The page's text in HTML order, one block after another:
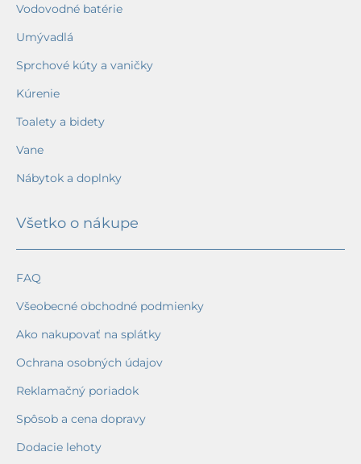
Vodovodné batérie
Umývadlá
Sprchové kúty a vaničky
Kúrenie
Toalety a bidety
Vane
Nábytok a doplnky
Všetko o nákupe
FAQ
Všeobecné obchodné podmienky
Ako nakupovať na splátky
Ochrana osobných údajov
Reklamačný poriadok
Spôsob a cena dopravy
Dodacie lehoty